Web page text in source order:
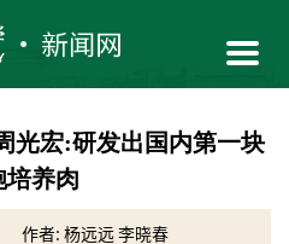
光宏:研发出国内第一块
培养肉
作者: 杨远远 李晓春